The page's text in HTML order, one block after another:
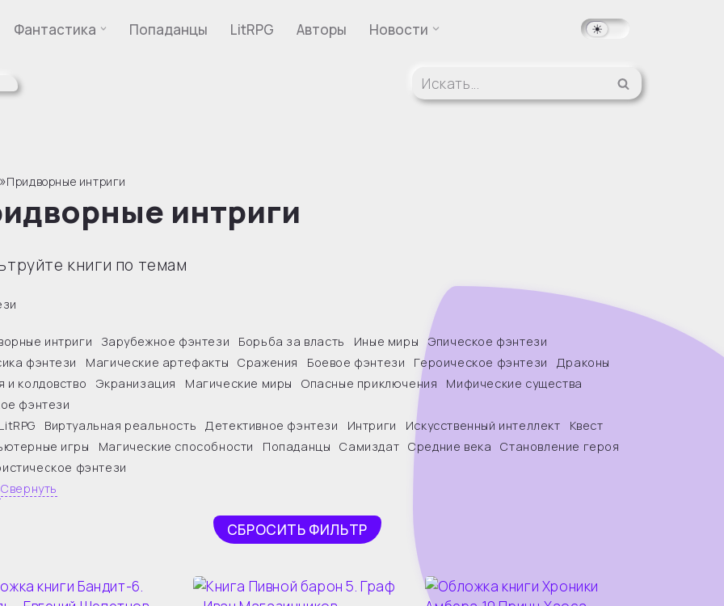
Фантастика Попаданцы LitRPG Авторы Новости
Придворные интриги
интриги
книги по темам
интриги Зарубежное фэнтези Борьба за власть Иные миры
Эпическое фэнтези
фэнтези
Магические артефакты Сражения Боевое фэнтези Героическое фэнтези
Драконы
и колдовство
Экранизация Магические миры Опасные приключения
Мифические существа
фэнтези
Виртуальная реальность Детективное фэнтези Интриги Искусственный интеллект
Квест
игры
Магические способности Попаданцы Самиздат Средние века
Становление героя
фэнтези
Свернуть
СБРОСИТЬ ФИЛЬТР